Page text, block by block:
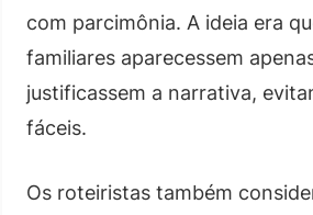
com parcimônia. A ideia era
familiares aparecessem
justificassem a narrativa,
fáceis.
Os roteiristas também